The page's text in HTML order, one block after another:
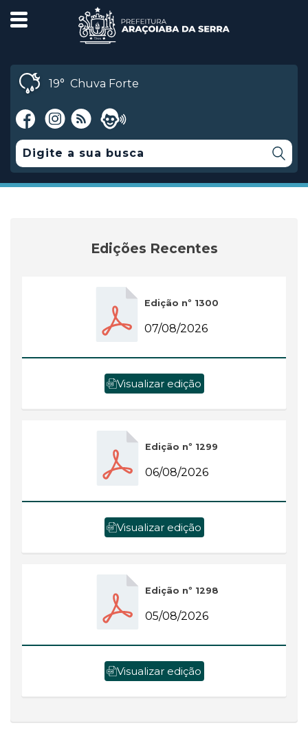
19° Chuva Forte
Edições Recentes
Edição nº 1300
07/08/2026
Visualizar edição
Edição nº 1299
06/08/2026
Visualizar edição
Edição nº 1298
05/08/2026
Visualizar edição